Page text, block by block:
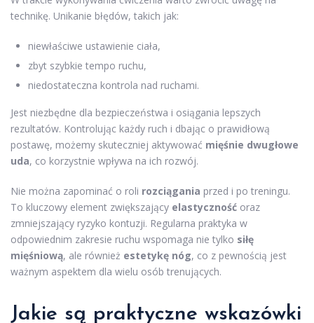
technikę. Unikanie błędów, takich jak:
niewłaściwe ustawienie ciała,
zbyt szybkie tempo ruchu,
niedostateczna kontrola nad ruchami.
Jest niezbędne dla bezpieczeństwa i osiągania lepszych
rezultatów. Kontrolując każdy ruch i dbając o prawidłową
postawę, możemy skuteczniej aktywować mięśnie dwugłowe
uda, co korzystnie wpływa na ich rozwój.
Nie można zapominać o roli rozciągania przed i po treningu.
To kluczowy element zwiększający elastyczność oraz
zmniejszający ryzyko kontuzji. Regularna praktyka w
odpowiednim zakresie ruchu wspomaga nie tylko siłę
mięśniową, ale również estetykę nóg, co z pewnością jest
ważnym aspektem dla wielu osób trenujących.
Jakie są praktyczne wskazówki